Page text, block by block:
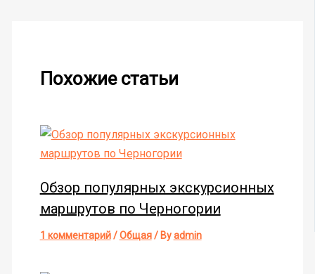
Похожие статьи
Обзор популярных экскурсионных
маршрутов по Черногории
1 комментарий /Общая/ Byadmin